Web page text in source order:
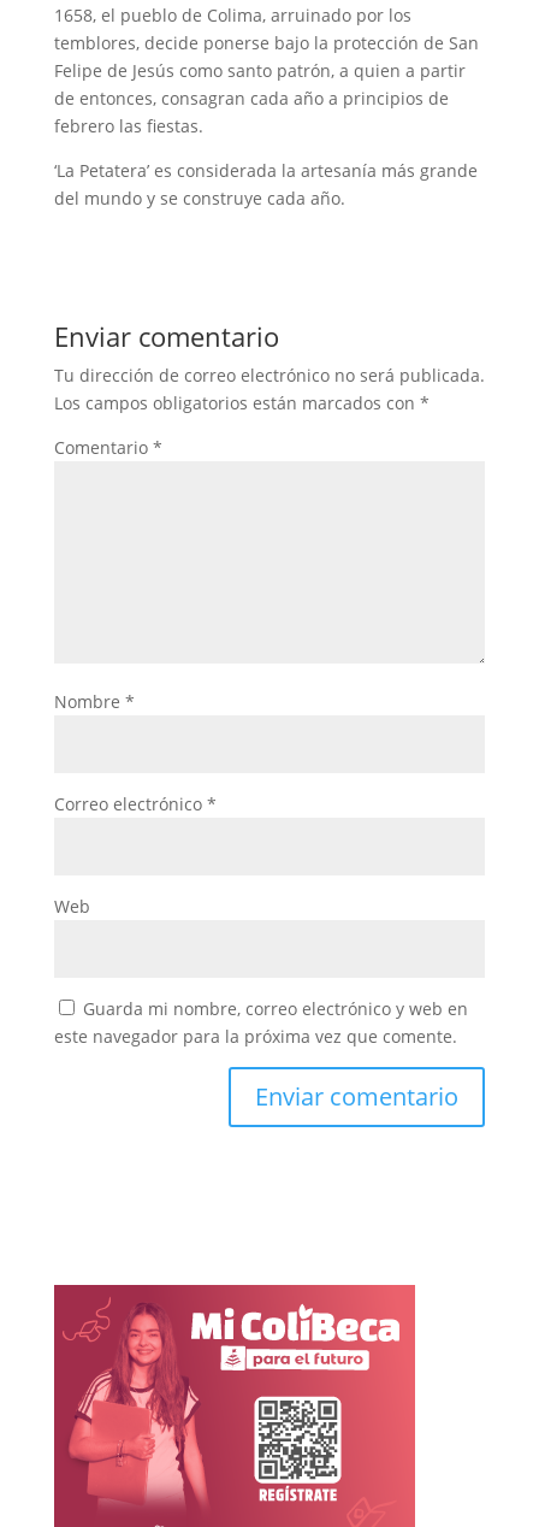
1658, el pueblo de Colima, arruinado por los
temblores, decide ponerse bajo la protección de San
Felipe de Jesús como santo patrón, a quien a partir
de entonces, consagran cada año a principios de
febrero las fiestas.
‘La Petatera’ es considerada la artesanía más grande
del mundo y se construye cada año.
Enviar comentario
Tu dirección de correo electrónico no será publicada.
Los campos obligatorios están marcados con *
Comentario *
Nombre *
Correo electrónico *
Web
Guarda mi nombre, correo electrónico y web en
este navegador para la próxima vez que comente.